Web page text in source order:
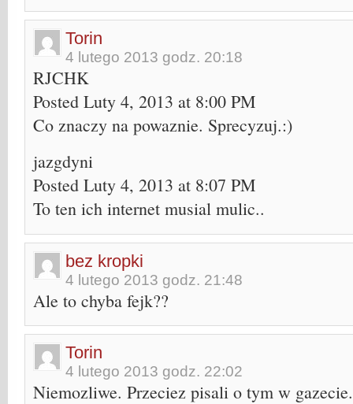
Torin
4 lutego 2013 godz. 20:18
RJCHK
Posted Luty 4, 2013 at 8:00 PM
Co znaczy na powaznie. Sprecyzuj.:)
jazgdyni
Posted Luty 4, 2013 at 8:07 PM
To ten ich internet musial mulic..
bez kropki
4 lutego 2013 godz. 21:48
Ale to chyba fejk??
Torin
4 lutego 2013 godz. 22:02
Niemozliwe. Przeciez pisali o tym w